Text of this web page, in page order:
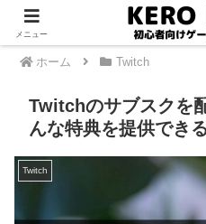
PR
ホーム Twitch
Twitchのサブスクを
んな特典を提供でき
Twitch
メニュー